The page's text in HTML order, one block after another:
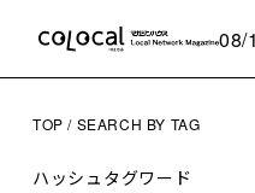
08/
TOP SEARCH BY TAG
ハッシュタグワード